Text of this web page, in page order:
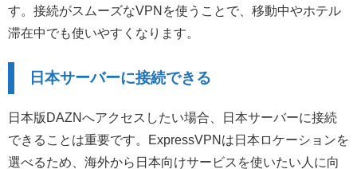
す。接続がスムーズなVPNを使うことで、移動中やホテル
滞在中でも使いやすくなります。
日本サーバーに接続できる
日本版DAZNへアクセスしたい場合、日本サーバーに接続
できることは重要です。ExpressVPNは日本ロケーションを
選べるため、海外から日本向けサービスを使いたい人に向